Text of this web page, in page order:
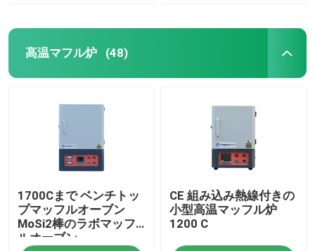
高温マフル炉 (48)
1700Cまで ベンチトッ
プマッフルオーブン
MoSi2棒のラボマッフ
ルオーブン
CE 組み込み熱線付きの
小型高温マッフル炉
1200 C